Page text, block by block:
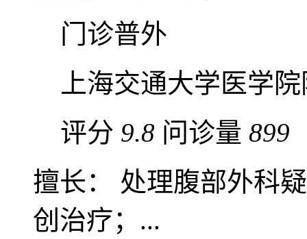
门诊普外
上海交通大学医学
评分 9.8 问诊量 899
擅长： 处理腹部外科
创治疗；...